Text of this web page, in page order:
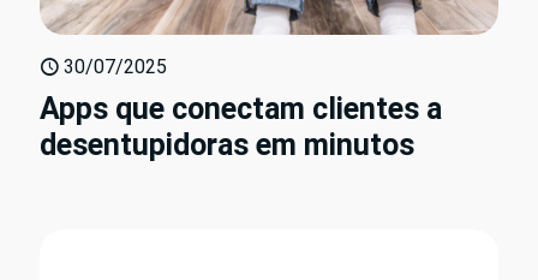
30/07/2025
Apps que conectam clientes a
desentupidoras em minutos